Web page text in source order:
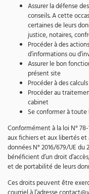
Assurer la défense
conseils. A cette
certaines de leurs
justice, notaires,
Procéder à des
d’informations ou
Assurer le bon
présent site
Procéder à des
Procéder au
cabinet
Se conformer à
Conformément à la loi N°
aux fichiers et aux libertés
données N° 2016/679/UE du
bénéficient d’un droit
et de portabilité de leurs
Ces droits peuvent être